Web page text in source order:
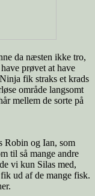
da næsten ikke tro,
prøvet at have
fik straks et krads
område langsomt
mellem de sorte på
Robin og Ian, som
til så mange andre
vi kun Silas med,
ud af de mange fisk.